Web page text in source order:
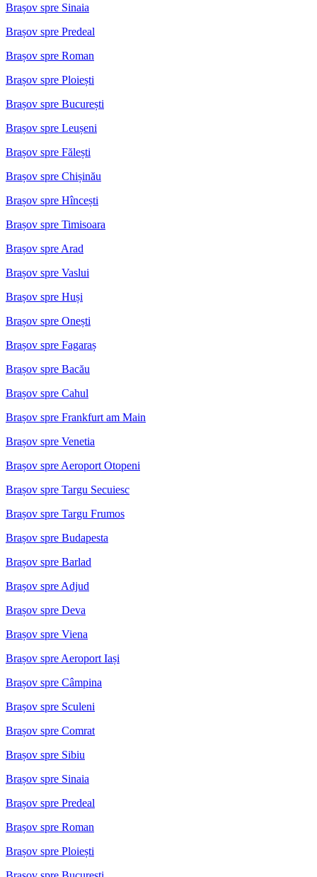
Brașov spre Sinaia
Brașov spre Predeal
Brașov spre Roman
Brașov spre Ploiești
Brașov spre București
Brașov spre Leușeni
Brașov spre Fălești
Brașov spre Chișinău
Brașov spre Hîncești
Brașov spre Timisoara
Brașov spre Arad
Brașov spre Vaslui
Brașov spre Huși
Brașov spre Onești
Brașov spre Fagaraș
Brașov spre Bacău
Brașov spre Cahul
Brașov spre Frankfurt am Main
Brașov spre Venetia
Brașov spre Aeroport Otopeni
Brașov spre Targu Secuiesc
Brașov spre Targu Frumos
Brașov spre Budapesta
Brașov spre Barlad
Brașov spre Adjud
Brașov spre Deva
Brașov spre Viena
Brașov spre Aeroport Iași
Brașov spre Câmpina
Brașov spre Sculeni
Brașov spre Comrat
Brașov spre Sibiu
Brașov spre Sinaia
Brașov spre Predeal
Brașov spre Roman
Brașov spre Ploiești